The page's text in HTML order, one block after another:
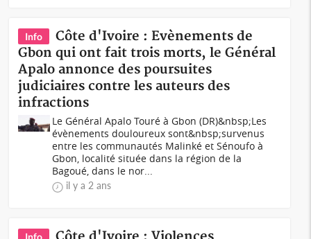
Info
Côte d'Ivoire : Evènements de
Gbon qui ont fait trois morts, le Général
Apalo annonce des poursuites
judiciaires contre les auteurs des
infractions
Le Général Apalo Touré à Gbon (DR)&nbsp;Les
évènements douloureux sont&nbsp;survenus
entre les communautés Malinké et Sénoufo à
Gbon, localité située dans la région de la
Bagoué, dans le nor...
il y a 2 ans
Info